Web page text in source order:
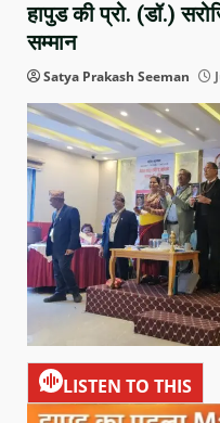
हापुड की प्रो. (डॉ.)
सम्मान
Satya Prakash Seeman
LISTEN TO THIS